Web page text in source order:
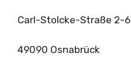
Carl-Stolcke-Straße 2-6
49090 Osnabrück